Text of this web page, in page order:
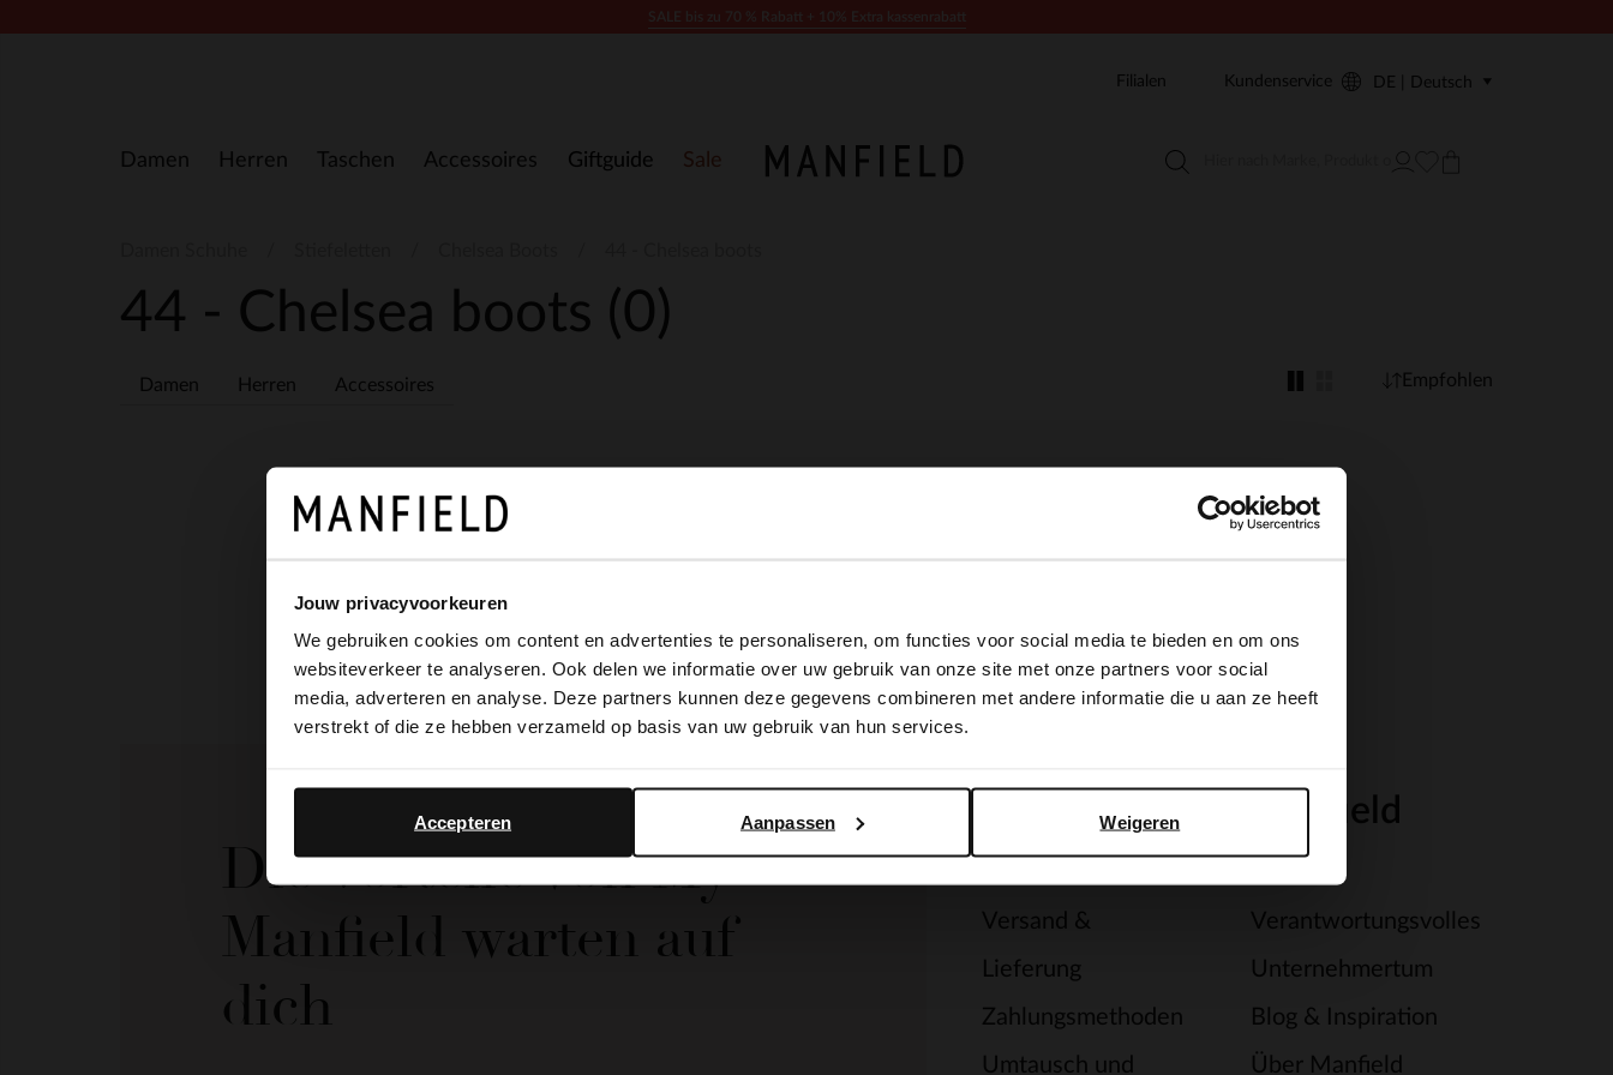
Jouw privacyvoorkeuren
We gebruiken cookies om content en advertenties te personaliseren, om functies voor social media te bieden en om ons
websiteverkeer te analyseren. Ook delen we informatie over uw gebruik van onze site met onze partners voor social
media, adverteren en analyse. Deze partners kunnen deze gegevens combineren met andere informatie die u aan ze heeft
verstrekt of die ze hebben verzameld op basis van uw gebruik van hun services.
Weigeren
Aanpassen
Accepteren
Damen Herren Taschen Accessoires Giftguide Sale
Filialen Kundenservice DE | Deutsch
44 - Chelsea boots (0)
Damen Herren Accessoires Empfohlen
Die Vorteile von My
Manfield warten auf
dich
Service
Versand &
Lieferung
Zahlungsmethoden
Umtausch und
Manfield
Verantwortungsvolles
Unternehmertum
Blog & Inspiration
Über Manfield
×
It looks like your language isn't Dutch. Would you like to